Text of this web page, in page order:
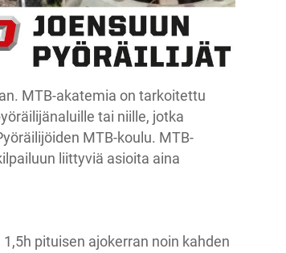
MTB-akatemia on tarkoitettu
tai niille, jotka
MTB-koulu. MTB-
liittyviä asioita aina
pituisen ajokerran noin kahden